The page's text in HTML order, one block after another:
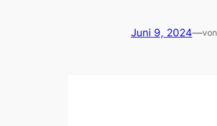
Juni 9, 2024—von